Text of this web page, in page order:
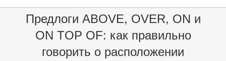
Предлоги ABOVE, OVER, ON и
ON TOP OF: как правильно
говорить о расположении